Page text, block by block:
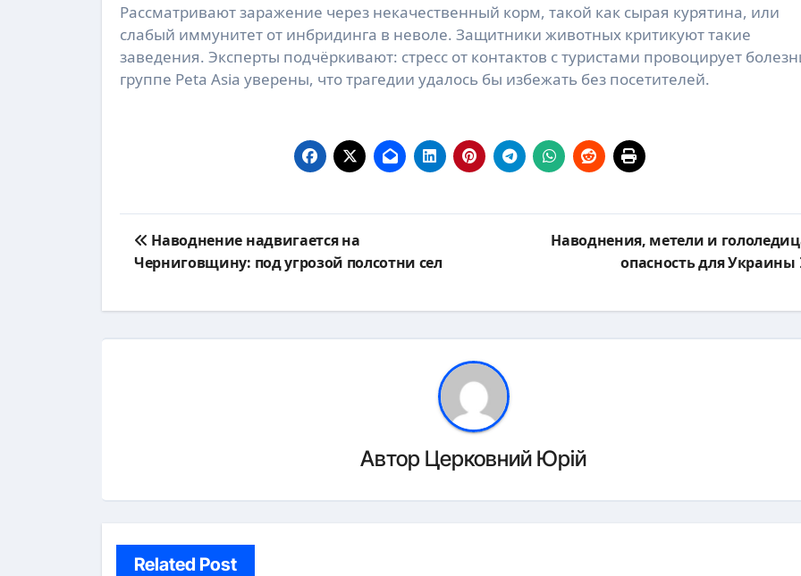
Рассматривают заражение через некачественный корм, такой как сырая курятина, или
слабый иммунитет от инбридинга в неволе. Защитники животных критикуют такие
заведения. Эксперты подчёркивают: стресс от контактов с туристами провоцирует
группе Peta Asia уверены, что трагедии удалось бы избежать без посетителей.
Навигация
по
Наводнение надвигается на
Черниговщину: под угрозой полсотни сел
Наводнения, метели и
опасность для Украины
Автор Церковний Юрій
Related Post